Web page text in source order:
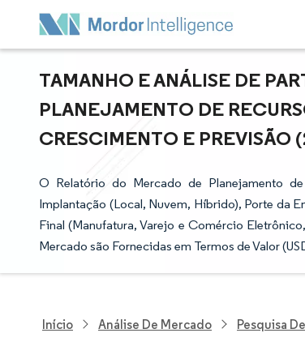
TAMANHO E ANÁLISE DE
PLANEJAMENTO DE
CRESCIMENTO E PREVISÃO
O Relatório do Mercado de Planejamento
Implantação (Local, Nuvem, Híbrido), Porte da
Final (Manufatura, Varejo e Comércio
Mercado são Fornecidas em Termos de Valor
Início Análise De Mercado Pesquisa